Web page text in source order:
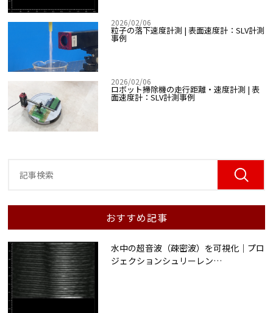
2026/02/06
粒子の落下速度計測 | 表面速度計：SLV計測
事例
2026/02/06
ロボット掃除機の走行距離・速度計測 | 表
面速度計：SLV計測事例
おすすめ記事
水中の超音波（疎密波）を可視化｜プロ
ジェクションシュリーレン…